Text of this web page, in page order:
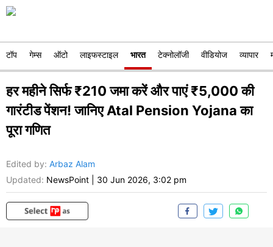
टॉप गेम्स ऑटो लाइफस्टाइल भारत टेक्नोलॉजी वीडियोज व्यापार
हर महीने सिर्फ ₹210 जमा करें और पाएं ₹5,000 की
गारंटीड पेंशन! जानिए Atal Pension Yojana का
पूरा गणित
Edited by: Arbaz Alam
Updated: NewsPoint 30 Jun 2026, 3:02 pm